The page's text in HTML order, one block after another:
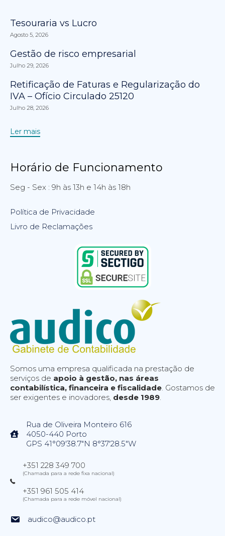
Tesouraria vs Lucro
Agosto 5, 2026
Gestão de risco empresarial
Julho 29, 2026
Retificação de Faturas e Regularização do
IVA – Ofício Circulado 25120
Julho 28, 2026
Ler mais
Horário de Funcionamento
Seg - Sex : 9h às 13h e 14h às 18h
Política de Privacidade
Livro de Reclamações
Somos uma empresa qualificada na prestação de
serviços de apoio à gestão, nas áreas
contabilística, financeira e fiscalidade. Gostamos de
ser exigentes e inovadores, desde 1989.
Rua de Oliveira Monteiro 616
4050-440 Porto
GPS 41°09'38.7"N 8°37'28.5"W
+351 228 349 700
(Chamada para a rede fixa nacional)
+351 961 505 414
(Chamada para a rede móvel nacional)
audico@audico.pt